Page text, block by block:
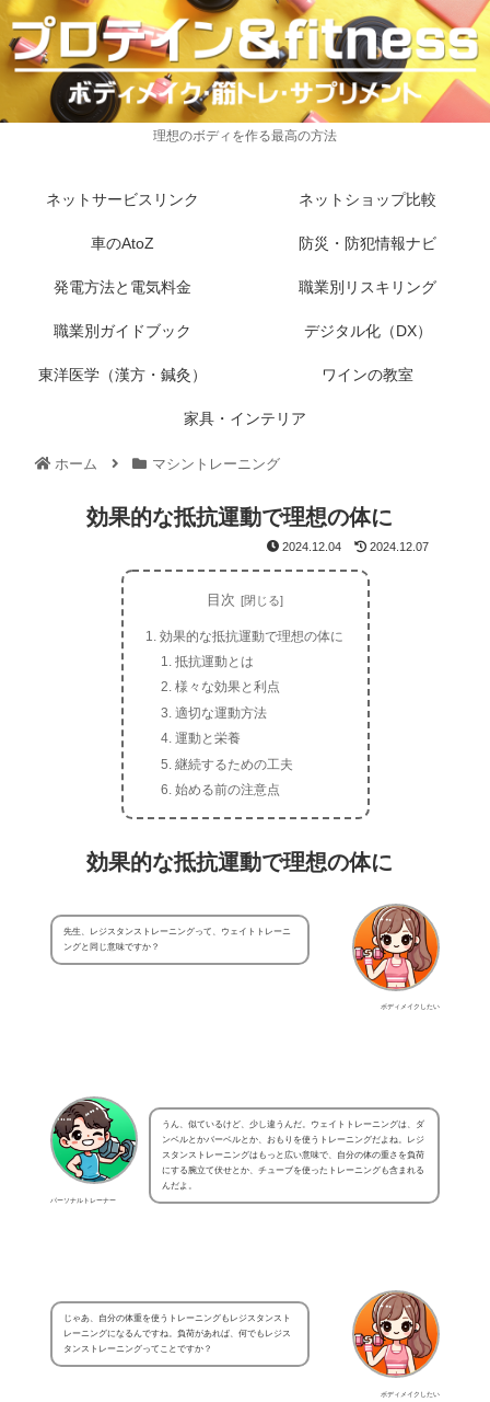
理想のボディを作る最高の方法
ネットサービスリンク ネットショップ比較
車のAtoZ 防災・防犯情報ナビ
発電方法と電気料金 職業別リスキリング
職業別ガイドブック デジタル化（DX）
東洋医学（漢方・鍼灸） ワインの教室
家具・インテリア
ホーム マシントレーニング
効果的な抵抗運動で理想の体に
2024.12.04 2024.12.07
目次
効果的な抵抗運動で理想の体に
抵抗運動とは
様々な効果と利点
適切な運動方法
運動と栄養
継続するための工夫
始める前の注意点
効果的な抵抗運動で理想の体に
ボディメイクしたい
先生、レジスタンストレーニングって、ウェイトトレーニ
ングと同じ意味ですか？
パーソナルトレーナー
うん、似ているけど、少し違うんだ。ウェイトトレーニングは、ダ
ンベルとかバーベルとか、おもりを使うトレーニングだよね。レジ
スタンストレーニングはもっと広い意味で、自分の体の重さを負荷
にする腕立て伏せとか、チューブを使ったトレーニングも含まれる
んだよ。
ボディメイクしたい
じゃあ、自分の体重を使うトレーニングもレジスタンスト
レーニングになるんですね。負荷があれば、何でもレジス
タンストレーニングってことですか？